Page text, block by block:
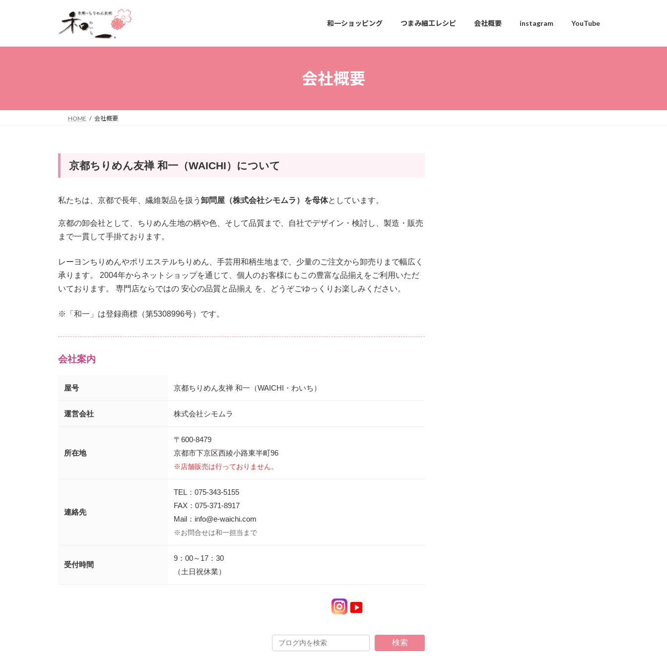
プ
動
和一ショッピング つまみ細工レシピ 会社概要 instagram YouTube
会社概要
HOME 会社概要
京都ちりめん友禅 和一（WAICHI）について
私たちは、京都で長年、繊維製品を扱う 卸問屋（株式会社シモムラ）を母体としています。
京都の卸会社として、ちりめん生地の柄や色、そして品質まで、自社でデザイン・検討し、製造・販売
まで一貫して手掛ております。
レーヨンちりめんやポリエステルちりめん、手芸用和柄生地まで、少量のご注文から卸売りまで幅広く
承ります。 2004年からネットショップを通じて、個人のお客様にもこの豊富な品揃えをご利用いただ
いております。 専門店ならではの 安心の品質と品揃え を、どうぞごゆっくりお楽しみください。
※「和一」は登録商標（第5308996号）です。
会社案内
屋号 京都ちりめん友禅 和一（WAICHI・わいち）
運営会社 株式会社シモムラ
所在地
〒600-8479
京都市下京区西綾小路東半町96
※店舗販売は行っておりません。
連絡先
TEL：075-343-5155
FAX：075-371-8917
Mail：info@e-waichi.com
※お問合せは和一担当まで
受付時間
9：00～17：30
（土日祝休業）
検索